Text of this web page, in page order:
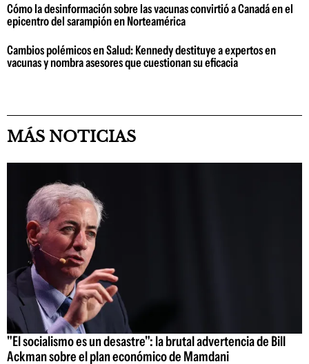
Cómo la desinformación sobre las vacunas convirtió a Canadá en el
epicentro del sarampión en Norteamérica
Cambios polémicos en Salud: Kennedy destituye a expertos en
vacunas y nombra asesores que cuestionan su eficacia
MÁS NOTICIAS
"El socialismo es un desastre": la brutal advertencia de Bill
Ackman sobre el plan económico de Mamdani